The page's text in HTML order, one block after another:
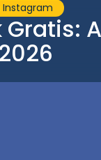
Gratis: